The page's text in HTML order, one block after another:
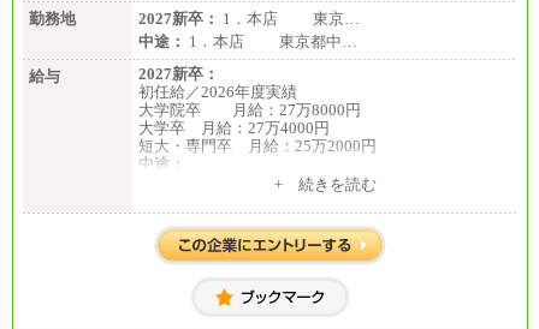
■(株)JTBパブリッシング ※2027年新卒募集終了
総合職 月給241,000円
中途：
①月給227,000円以上
②月給212,000円以上
③月給172,500円以上
④月給23万円～37万円
⑤月給20万円～25万円
⑥月給33万円～48万円
⑦月給271,000円以上
⑧～⑮月給200,000円〜月給400,000円
⑯月給185,000円以上
⑰月給237,000円以上
⑱月給212,000円以上
⑲東京：月給202,000 円以上 、京都：月給193,000 円
⑳月給205,000円以上
勤務地
2027新卒： 1．本店 東京…
中途： 1．本店 東京都中…
給与
2027新卒：
初任給／2026年度実績
大学院卒 月給：27万8000円
大学卒 月給：27万4000円
短大・専門卒 月給：25万2000円
中途：
※職務経験等を考慮し決定いたします。
※試用期間中も給与に変更はございません
+ 続きを読む